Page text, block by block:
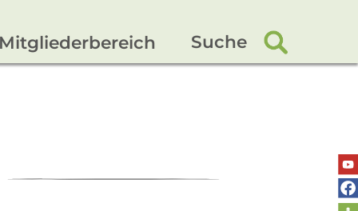
Suche
Mitgliederbereich